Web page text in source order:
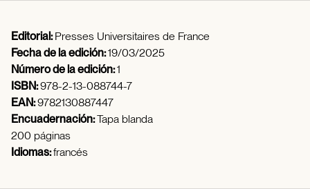
Editorial:Presses Universitaires de France
Fecha de la edición:19/03/2025
Número de la edición:1
ISBN:978-2-13-088744-7
EAN:9782130887447
Encuadernación:Tapa blanda
200 páginas
Idiomas:francés